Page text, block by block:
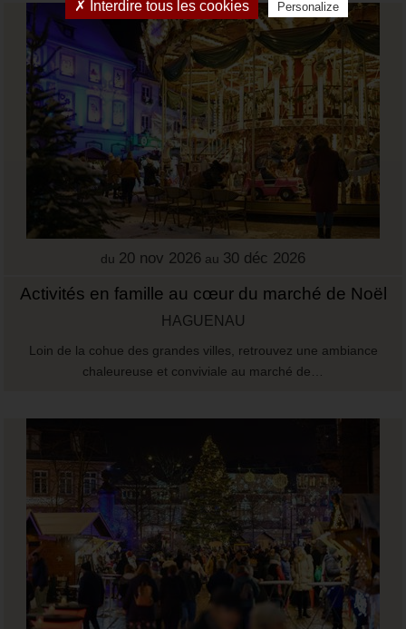
du 20 nov 2026 au 30 déc 2026
Activités en famille au cœur du marché de Noël
HAGUENAU
Loin de la cohue des grandes villes, retrouvez une ambiance
chaleureuse et conviviale au marché de…
✗ Interdire tous les cookies
Personalize